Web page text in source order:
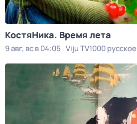
КостяНика. Время лета
9 авг, вс в 04:05 Viju TV1000 русское